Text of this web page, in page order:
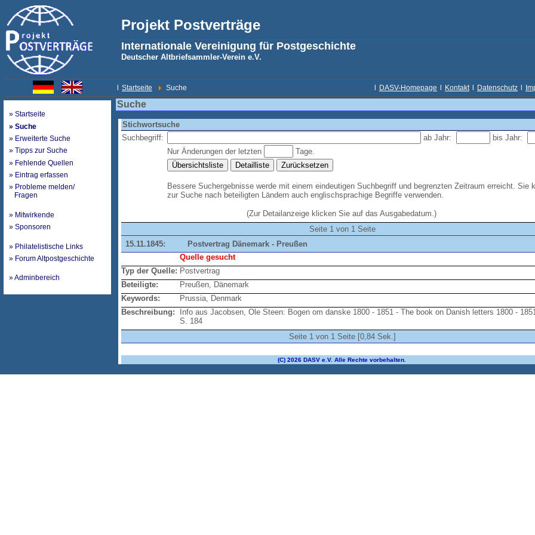
Projekt Postverträge
Internationale Vereinigung für Postgeschichte
Deutscher Altbriefsammler-Verein e.V.
Startseite Suche DASV-Homepage Kontakt Datenschutz
» Startseite
» Suche
» Erweiterte Suche
» Tipps zur Suche
» Fehlende Quellen
» Eintrag erfassen
» Probleme melden/
Fragen
» Mitwirkende
» Sponsoren
» Philatelistische Links
» Forum Altpostgeschichte
» Adminbereich
Suche
Stichwortsuche
Suchbegriff:
ab Jahr:
bis Jahr:
Nur Änderungen der letzten
Tage.
Bessere Suchergebnisse werde mit einem eindeutigen Suchbegriff und begrenzten Zeitraum erreicht. Sie
zur Suche nach beteiligten Ländern auch englischsprachige Begriffe verwenden.
(Zur Detailanzeige klicken Sie auf das Ausgabedatum.)
Seite 1 von 1 Seite
15.11.1845:
Postvertrag Dänemark - Preußen
Quelle gesucht
Typ der Quelle: Postvertrag
Beteiligte:
Preußen, Dänemark
Keywords:
Prussia, Denmark
Beschreibung:
Info aus Jacobsen, Ole Steen: Bogen om danske 1800 - 1851 - The book on Danish letters 1800 -
S. 184
Seite 1 von 1 Seite [0,84 Sek.]
(C) 2026 DASV e.V. Alle Rechte vorbehalten.